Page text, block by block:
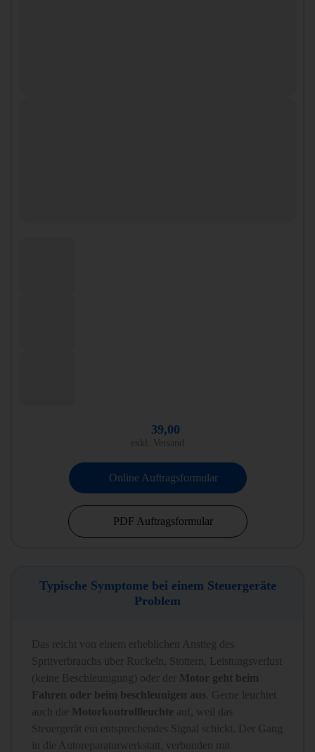
39,00
exkl. Versand
Online Auftragsformular
PDF Auftragsformular
Typische Symptome bei einem Steuergeräte
Problem
Das reicht von einem erheblichen Anstieg des
Spritverbrauchs über Ruckeln, Stottern, Leistungsverlust
(keine Beschleunigung) oder der
Motor geht beim
Fahren oder beim beschleunigen aus . Gerne leuchtet
auch die Motorkontrollleuchte auf, weil das
Steuergerät ein entsprechendes Signal schickt. Der Gang
in die Autoreparaturwerkstatt, verbunden mit